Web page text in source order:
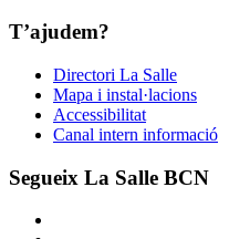
T’ajudem?
Directori La Salle
Mapa i instal·lacions
Accessibilitat
Canal intern informació
Segueix La Salle BCN